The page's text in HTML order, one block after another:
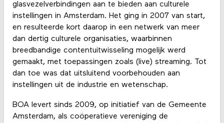
glasvezelverbindingen aan te bieden aan culturele
instellingen in Amsterdam. Het ging in 2007 van start,
en resulteerde kort daarop in een netwerk van meer
dan dertig culturele organisaties, waarbinnen
breedbandige contentuitwisseling mogelijk werd
gemaakt, met toepassingen zoals (live) streaming. Tot
dan toe was dat uitsluitend voorbehouden aan
instellingen uit de industrie en wetenschap.
BOA levert sinds 2009, op initiatief van de Gemeente
Amsterdam, als coöperatieve vereniging de